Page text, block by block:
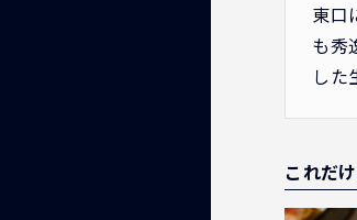
東口
も秀
した
これだ